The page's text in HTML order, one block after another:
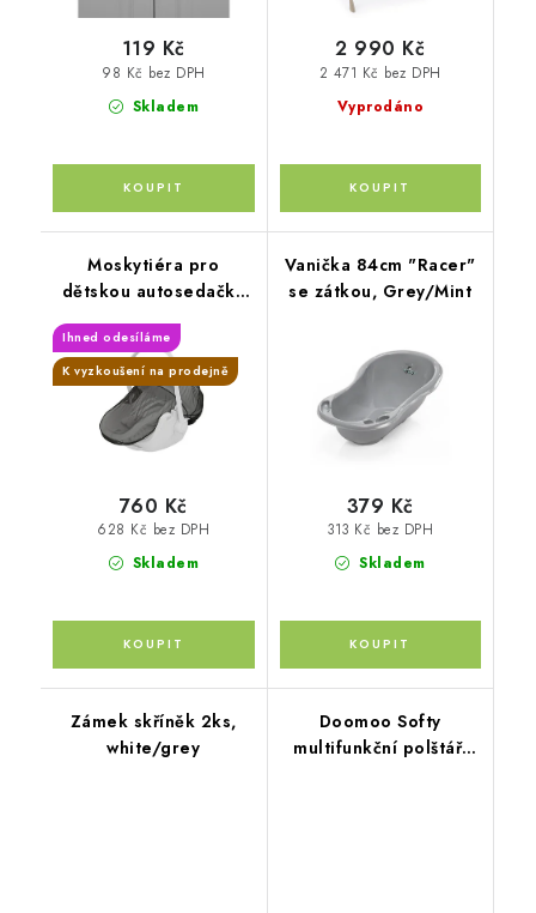
Skladem
98 Kč bez DPH
119 Kč
Vyprodáno
2 471 Kč bez DPH
2 990 Kč
Moskytiéra pro
dětskou autosedačku
Ihned odesíláme
K vyzkoušení na prodejně
Skladem
628 Kč bez DPH
760 Kč
Vanička 84cm "Racer"
se zátkou, Grey/Mint
Skladem
313 Kč bez DPH
379 Kč
Zámek skříněk 2ks,
white/grey
Doomoo Softy
multifunkční polštář,